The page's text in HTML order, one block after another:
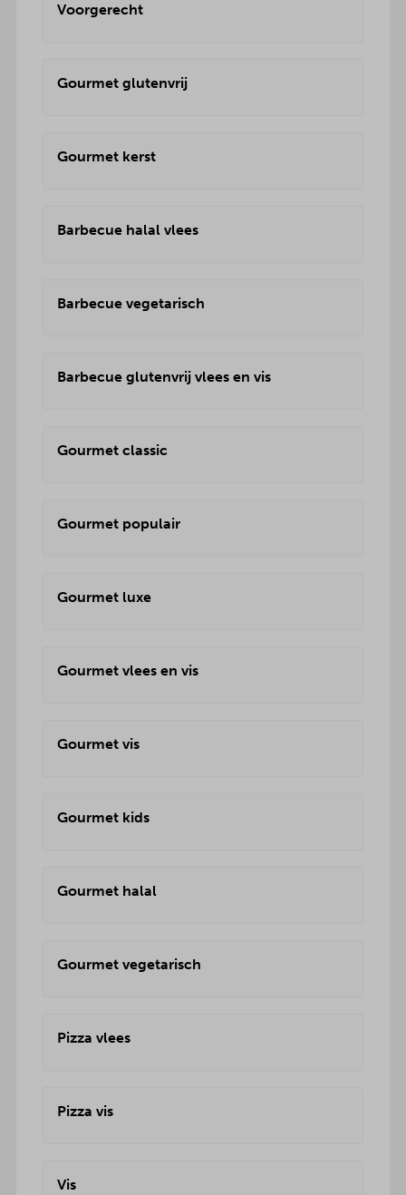
Voorgerecht
Gourmet glutenvrij
Gourmet kerst
Barbecue halal vlees
Barbecue vegetarisch
Barbecue glutenvrij vlees en vis
Gourmet classic
Gourmet populair
Gourmet luxe
Gourmet vlees en vis
Gourmet vis
Gourmet kids
Gourmet halal
Gourmet vegetarisch
Pizza vlees
Pizza vis
Vis